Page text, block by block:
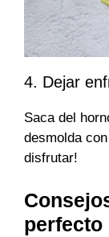
4. Dejar
Saca del
desmolda
disfrutar!
perfecto